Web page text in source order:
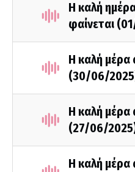
Η καλή
φαίνεται
Η καλή μέρα
(30/06/
Η καλή μέρα
(27/06/
Η καλή μέρα